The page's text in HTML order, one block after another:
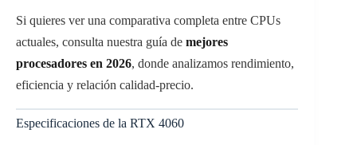
Si quieres ver una comparativa completa entre CPUs
actuales, consulta nuestra guía de mejores
procesadores en 2026, donde analizamos rendimiento,
eficiencia y relación calidad-precio.
Especificaciones de la RTX 4060